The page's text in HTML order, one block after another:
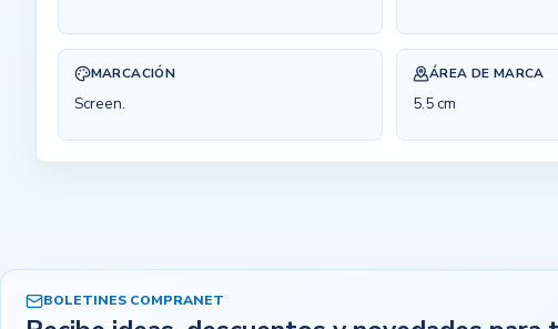
MARCACIÓN
Screen.
ÁREA DE MARCA
5.5 cm
BOLETINES COMPRANET